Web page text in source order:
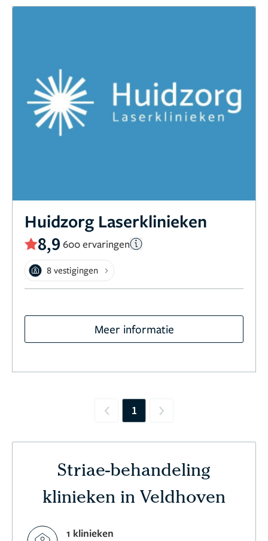
Huidzorg Laserklinieken
8,9 600 ervaringen
8 vestigingen
Meer informatie
Previous
1 Next
Striae-behandeling
klinieken in Veldhoven
1 klinieken